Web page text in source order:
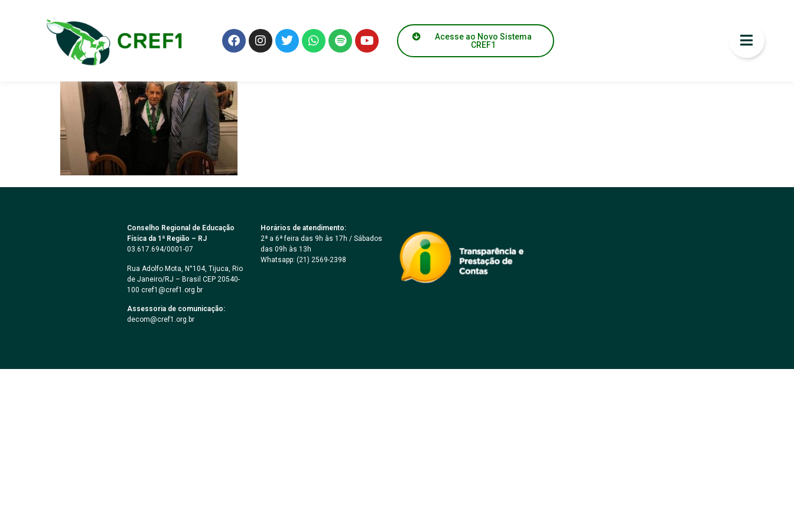
Acesse ao Novo Sistema
CREF1
WhatsApp Image 2019-09-05 at 12.48.38 PM
Conselho Regional de Educação
Física da 1ª Região – RJ
03.617.694/0001-07
Rua Adolfo Mota, N°104, Tijuca, Rio
de Janeiro/RJ – Brasil CEP 20540-
100 cref1@cref1.org.br
Assessoria de comunicação:
decom@cref1.org.br
Horários de atendimento:
2ª a 6ª feira das 9h às 17h / Sábados
das 09h às 13h
Whatsapp: (21) 2569-2398